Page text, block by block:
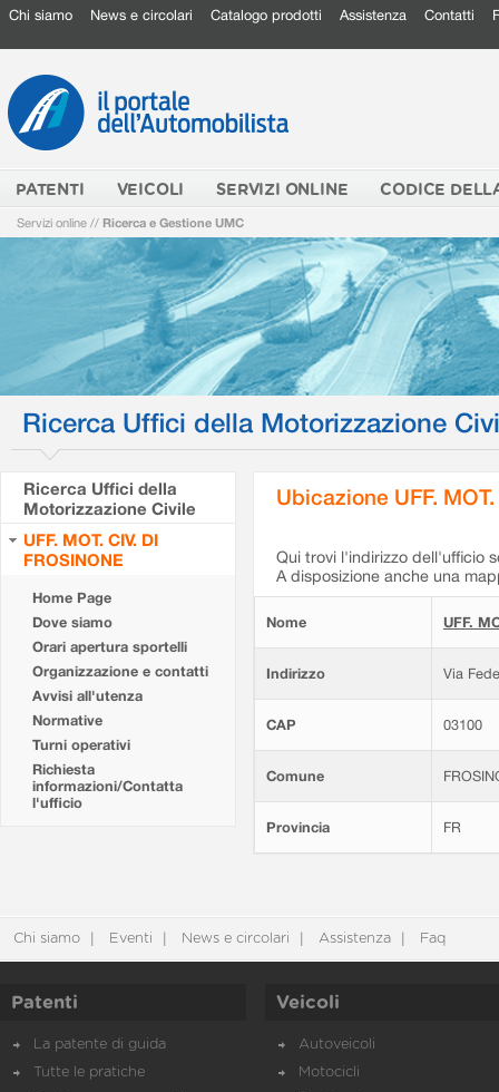
Chi siamo News e circolari Catalogo prodotti Assistenza Contatti
PATENTI VEICOLI SERVIZI ONLINE CODICE
Servizi online // Ricerca e Gestione UMC
Ricerca Uffici della Motorizzazione
Ricerca Uffici della
Motorizzazione Civile
UFF. MOT. CIV. DI
FROSINONE
Home Page
Dove siamo
Orari apertura sportelli
Organizzazione e contatti
Avvisi all'utenza
Normative
Turni operativi
Richiesta
informazioni/Contatta
l'ufficio
Ubicazione UFF.
Qui trovi l'indirizzo dell'ufficio
A disposizione anche una
Nome UFF.
Indirizzo Via
CAP 03100
Comune
Provincia FR
Chi siamo Eventi News e circolari Assistenza Faq
Patenti
La patente di guida
Tutte le pratiche
Veicoli
Autoveicoli
Motocicli